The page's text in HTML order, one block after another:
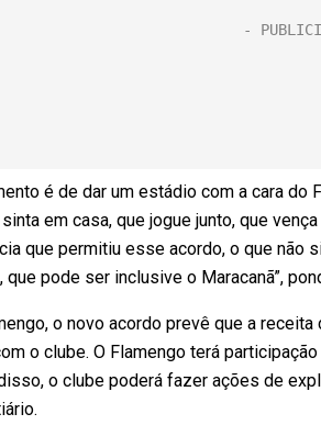
é de dar um estádio com a cara
em casa, que jogue junto, que
que permitiu esse acordo, o que não
pode ser inclusive o Maracanã”,
o novo acordo prevê que a
o clube. O Flamengo terá
o clube poderá fazer ações de